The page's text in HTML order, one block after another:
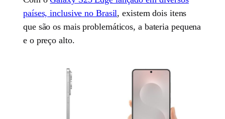
países, inclusive no Brasil, existem dois itens
que são os mais problemáticos, a bateria pequena
e o preço alto.